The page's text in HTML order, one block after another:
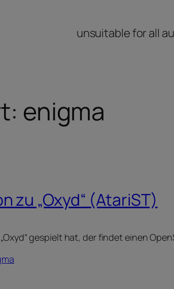
unsuitable for all
enigma
zu „Oxyd“ (AtariST)
gespielt hat, der findet einen